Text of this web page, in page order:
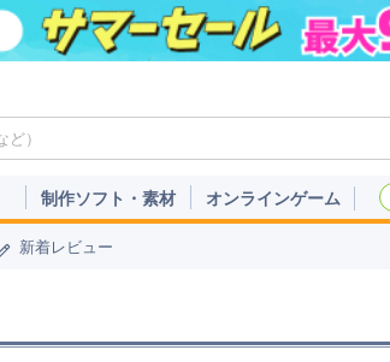
制作ソフト・素材 オンラインゲーム
新着レビュー